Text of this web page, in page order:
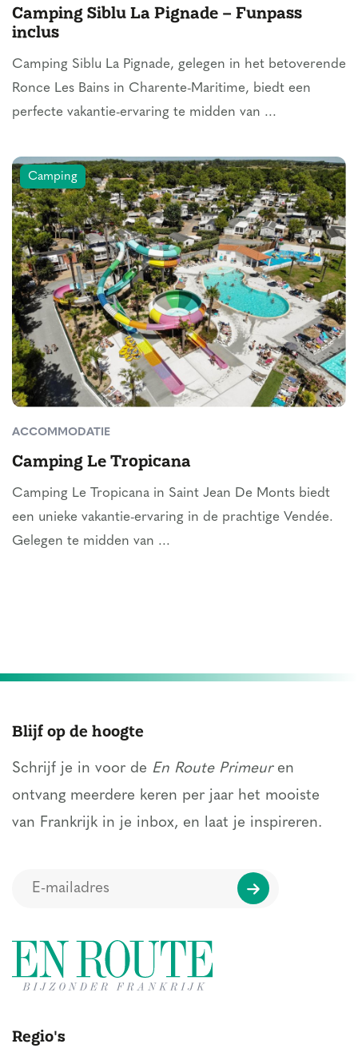
Camping Siblu La Pignade – Funpass
inclus
Camping Siblu La Pignade, gelegen in het betoverende
Ronce Les Bains in Charente-Maritime, biedt een
perfecte vakantie-ervaring te midden van ...
Camping
ACCOMMODATIE
Camping Le Tropicana
Camping Le Tropicana in Saint Jean De Monts biedt
een unieke vakantie-ervaring in de prachtige Vendée.
Gelegen te midden van ...
Blijf op de hoogte
Schrijf je in voor de En Route Primeuren
ontvang meerdere keren per jaar het mooiste
van Frankrijk in je inbox, en laat je inspireren.
Regio's